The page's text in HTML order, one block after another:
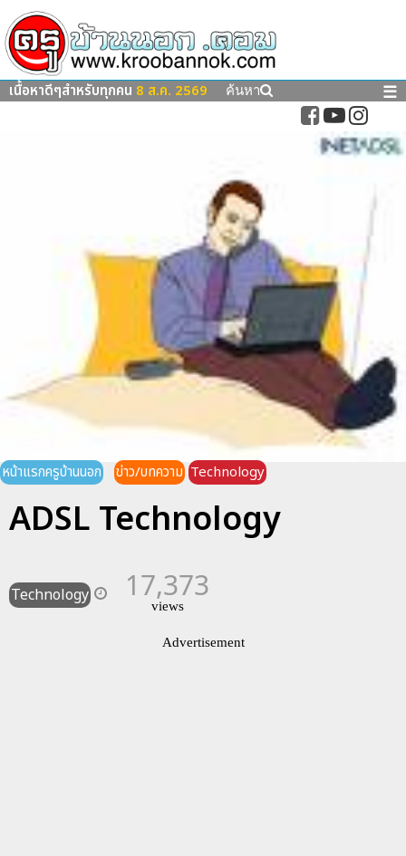
เนื้อหาดีๆสำหรับทุกคน 8 ส.ค. 2569 ค้นหา ☰
หน้าแรกครูบ้านนอก ข่าว/บทความ Technology
ADSL Technology
Technology 17,373
views
Advertisement